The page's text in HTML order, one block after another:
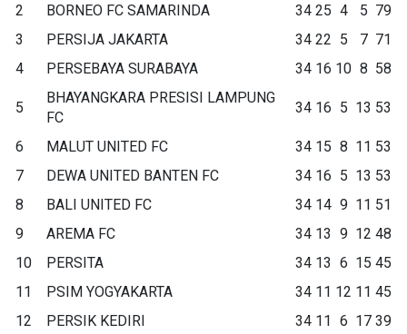
2
BORNEO FC SAMARINDA 34 25 4 5 79
3
PERSIJA JAKARTA 34 22 5 7 71
4
PERSEBAYA SURABAYA 34 16 10 8 58
5
BHAYANGKARA PRESISI LAMPUNG
FC
34 16 5 13 53
6 MALUT UNITED FC 34 15 8 11 53
7
DEWA UNITED BANTEN FC 34 16 5 13 53
8
BALI UNITED FC 34 14 9 11 51
9
AREMA FC 34 13 9 12 48
10
PERSITA 34 13 6 15 45
11
PSIM YOGYAKARTA 34 11 12 11 45
12
PERSIK KEDIRI 34 11 6 17 39